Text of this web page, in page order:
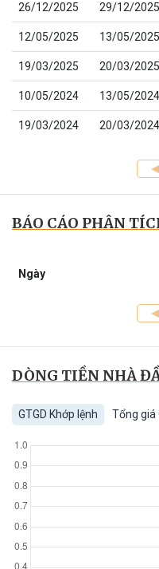
26/12/2025 29/12/2025
12/05/2025 13/05/2025
19/03/2025 20/03/2025
10/05/2024 13/05/2024
19/03/2024 20/03/2024
BÁO CÁO PHÂN
Ngày
DÒNG TIỀN NHÀ
GTGD Khớp lệnh Tổng giá